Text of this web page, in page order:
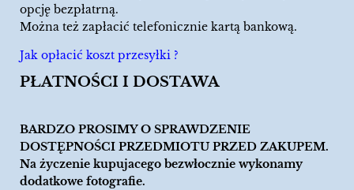
opcję bezpłatrną.
Można też zapłacić telefonicznie kartą bankową.
Jak opłacić koszt przesyłki ?
PŁATNOŚCI I DOSTAWA
BARDZO PROSIMY O SPRAWDZENIE
DOSTĘPNOŚCI PRZEDMIOTU PRZED ZAKUPEM.
Na życzenie kupujacego bezwłocznie wykonamy
dodatkowe fotografie.